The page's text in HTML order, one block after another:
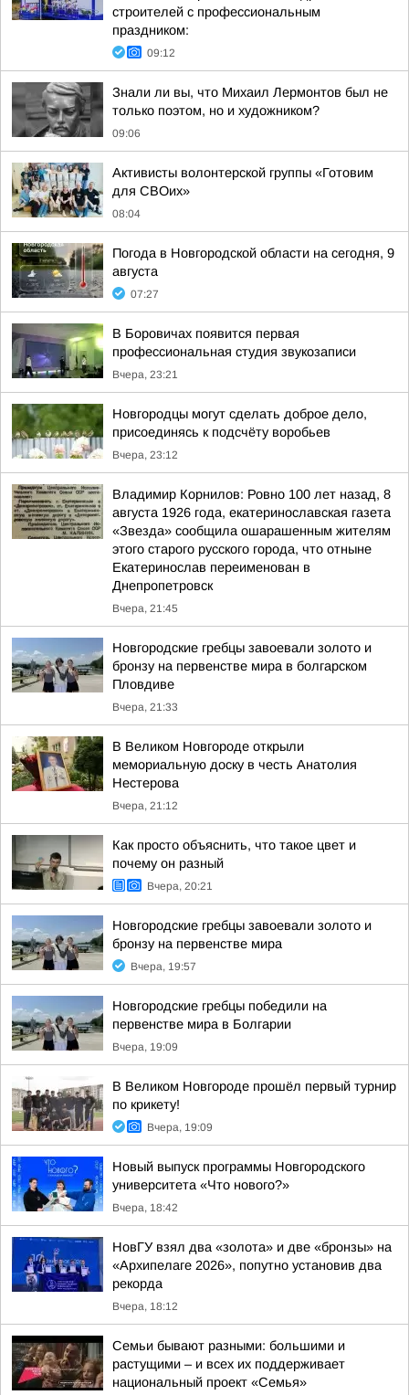
строителей с профессиональным
праздником:
09:12
Знали ли вы, что Михаил Лермонтов был не
только поэтом, но и художником?
09:06
Активисты волонтерской группы «Готовим
для СВОих»
08:04
Погода в Новгородской области на сегодня, 9
августа
07:27
В Боровичах появится первая
профессиональная студия звукозаписи
Вчера, 23:21
Новгородцы могут сделать доброе дело,
присоединясь к подсчёту воробьев
Вчера, 23:12
Владимир Корнилов: Ровно 100 лет назад, 8
августа 1926 года, екатеринославская газета
«Звезда» сообщила ошарашенным жителям
этого старого русского города, что отныне
Екатеринослав переименован в
Днепропетровск
Вчера, 21:45
Новгородские гребцы завоевали золото и
бронзу на первенстве мира в болгарском
Пловдиве
Вчера, 21:33
В Великом Новгороде открыли
мемориальную доску в честь Анатолия
Нестерова
Вчера, 21:12
Как просто объяснить, что такое цвет и
почему он разный
Вчера, 20:21
Новгородские гребцы завоевали золото и
бронзу на первенстве мира
Вчера, 19:57
Новгородские гребцы победили на
первенстве мира в Болгарии
Вчера, 19:09
В Великом Новгороде прошёл первый турнир
по крикету!
Вчера, 19:09
Новый выпуск программы Новгородского
университета «Что нового?»
Вчера, 18:42
НовГУ взял два «золота» и две «бронзы» на
«Архипелаге 2026», попутно установив два
рекорда
Вчера, 18:12
Семьи бывают разными: большими и
растущими – и всех их поддерживает
национальный проект «Семья»